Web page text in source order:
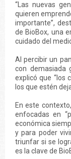
“Las nuevas
quieren
importante”,
de BioBox, una
cuidado del
Al percibir un
con demasiada
explicó que “los
los que estén
En este
enfocadas en
económica
y para poder
triunfar si se
es la clave de